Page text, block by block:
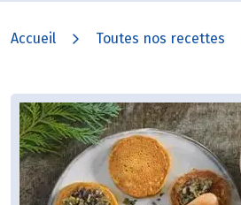
Accueil Toutes nos recettes